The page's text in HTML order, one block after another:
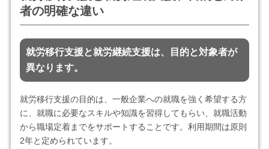
者の明確な違い
就労移行支援と就労継続支援は、目的と対象者が
異なります。
就労移行支援の目的は、一般企業への就職を強く希望する方
に、就職に必要なスキルや知識を習得してもらい、就職活動
から職場定着までをサポートすることです。利用期間は原則
2年と定められています。